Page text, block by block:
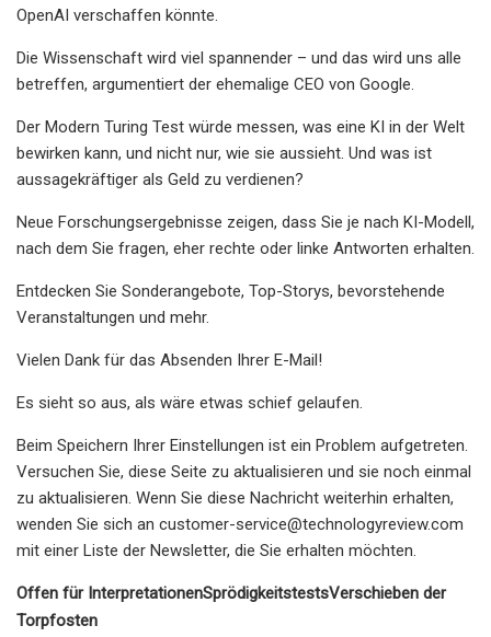
OpenAI verschaffen könnte.
Die Wissenschaft wird viel spannender – und das wird uns alle
betreffen, argumentiert der ehemalige CEO von Google.
Der Modern Turing Test würde messen, was eine KI in der Welt
bewirken kann, und nicht nur, wie sie aussieht. Und was ist
aussagekräftiger als Geld zu verdienen?
Neue Forschungsergebnisse zeigen, dass Sie je nach KI-Modell,
nach dem Sie fragen, eher rechte oder linke Antworten erhalten.
Entdecken Sie Sonderangebote, Top-Storys, bevorstehende
Veranstaltungen und mehr.
Vielen Dank für das Absenden Ihrer E-Mail!
Es sieht so aus, als wäre etwas schief gelaufen.
Beim Speichern Ihrer Einstellungen ist ein Problem aufgetreten.
Versuchen Sie, diese Seite zu aktualisieren und sie noch einmal
zu aktualisieren. Wenn Sie diese Nachricht weiterhin erhalten,
wenden Sie sich an customer-service@technologyreview.com
mit einer Liste der Newsletter, die Sie erhalten möchten.
Offen für InterpretationenSprödigkeitstestsVerschieben der
Torpfosten